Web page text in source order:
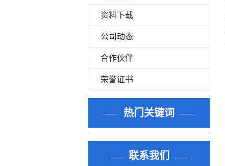
资料下载
公司动态
合作伙伴
荣誉证书
热门关键词
联系我们